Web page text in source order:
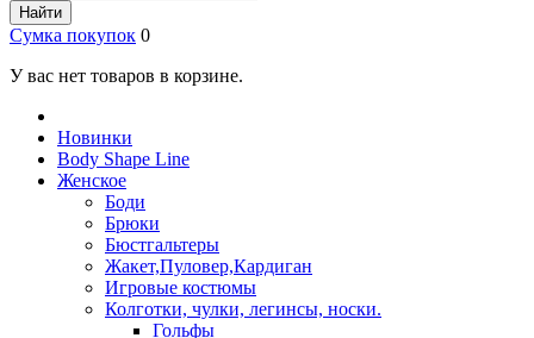
Найти
Сумка покупок 0
У вас нет товаров в корзине.
Новинки
Body Shape Line
Женское
Боди
Брюки
Бюстгальтеры
Жакет,Пуловер,Кардиган
Игровые костюмы
Колготки, чулки, легинсы, носки.
Гольфы